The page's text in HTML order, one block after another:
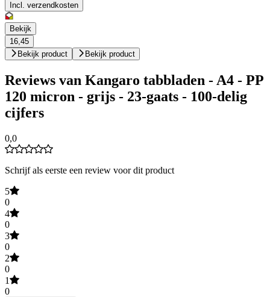
Incl. verzendkosten
Bekijk
16,45
Bekijk product
Bekijk product
Reviews van Kangaro tabbladen - A4 - PP
120 micron - grijs - 23-gaats - 100-delig
cijfers
0,0
Schrijf als eerste een review voor dit product
5
0
4
0
3
0
2
0
1
0